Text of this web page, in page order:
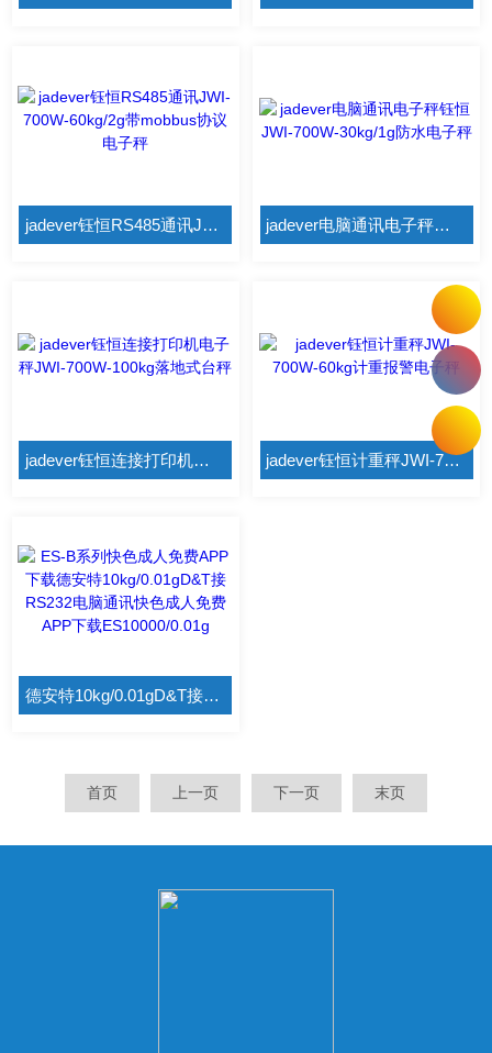
jadever钰恒RS485通讯JWI-700W-60kg/2g带mobbus协议电子秤 jadever电脑通讯电子秤钰恒JWI-700W-30kg/1g防水电子秤
jadever钰恒连接打印机电子秤JWI-700W-100kg落地式台秤 jadever钰恒计重秤JWI-700W-60kg计重报警电子秤
德安特10kg/0.01gD&T接RS232电脑通讯快色成人免费APP下载ES10000/0.01g
首页 上一页 下一页 末页